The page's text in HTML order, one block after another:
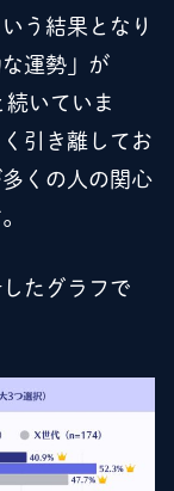
う結果となり
運勢」が
いていま
引き離してお
くの人の関心
たグラフで